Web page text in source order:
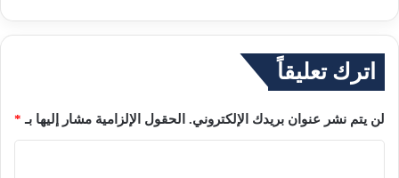
اترك تعليقاً
لن يتم نشر عنوان بريدك الإلكتروني. الحقول الإلزامية مشار إليها بـ *